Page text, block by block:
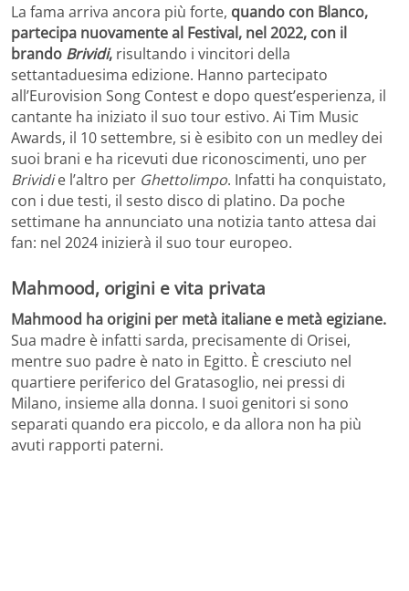
La fama arriva ancora più forte, quando con Blanco,
partecipa nuovamente al Festival, nel 2022, con il
brando Brividi, risultando i vincitori della
settantaduesima edizione. Hanno partecipato
all’Eurovision Song Contest e dopo quest’esperienza, il
cantante ha iniziato il suo tour estivo. Ai Tim Music
Awards, il 10 settembre, si è esibito con un medley dei
suoi brani e ha ricevuti due riconoscimenti, uno per
Brividie l’altro per Ghettolimpo. Infatti ha conquistato,
con i due testi, il sesto disco di platino. Da poche
settimane ha annunciato una notizia tanto attesa dai
fan: nel 2024 inizierà il suo tour europeo.
Mahmood, origini e vita privata
Mahmood ha origini per metà italiane e metà egiziane.
Sua madre è infatti sarda, precisamente di Orisei,
mentre suo padre è nato in Egitto. È cresciuto nel
quartiere periferico del Gratasoglio, nei pressi di
Milano, insieme alla donna. I suoi genitori si sono
separati quando era piccolo, e da allora non ha più
avuti rapporti paterni.